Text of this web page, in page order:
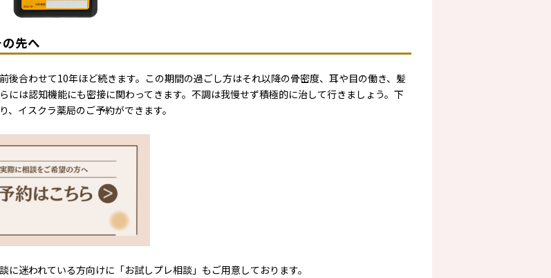
先へ
後合わせて10年ほど続きます。この期間の過ごし方はそれ以降の骨密度、耳や目の働き、髪
には認知機能にも密接に関わってきます。不調は我慢せず積極的に治して行きましょう。下
、イスクラ薬局のご予約ができます。
に迷われている方向けに「お試しプレ相談」もご用意しております。